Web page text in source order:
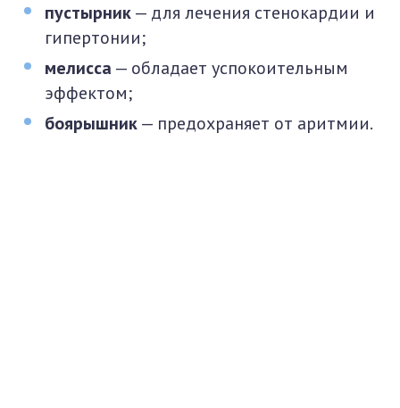
пустырник— для лечения стенокардии и
гипертонии;
мелисса — обладает успокоительным
эффектом;
боярышник— предохраняет от аритмии.